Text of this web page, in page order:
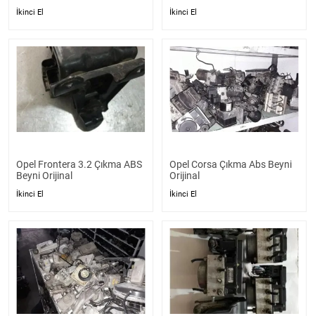
İkinci El İkinci El
Opel Frontera 3.2 Çıkma ABS
Beyni Orijinal
İkinci El
Opel Corsa Çıkma Abs Beyni
Orijinal
İkinci El